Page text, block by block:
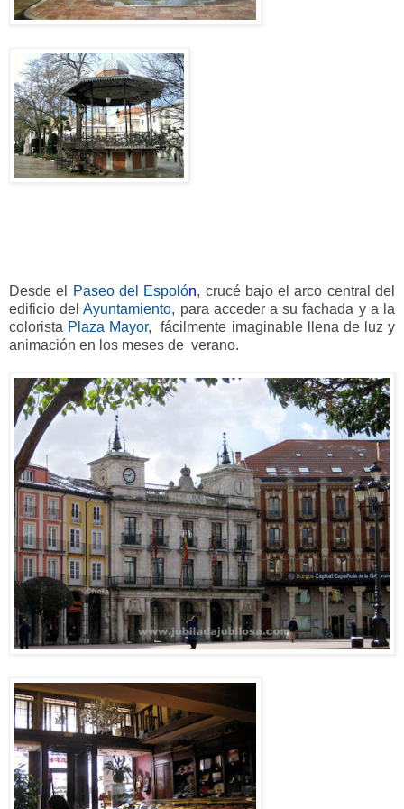
Desde el Paseo del Espolón, crucé bajo el arco central del
edificio del Ayuntamiento, para acceder a su fachada y a la
colorista Plaza Mayor, fácilmente imaginable llena de luz y
animación en los meses de verano.